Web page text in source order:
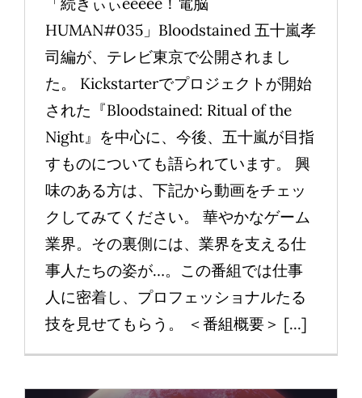
HUMAN#035」Bloodstained 五十嵐孝
司編が、テレビ東京で公開されまし
た。 Kickstarterでプロジェクトが開始
された『Bloodstained: Ritual of the
Night』を中心に、今後、五十嵐が目指
すものについても語られています。 興
味のある方は、下記から動画をチェッ
クしてみてください。 華やかなゲーム
業界。その裏側には、業界を支える仕
事人たちの姿が…。この番組では仕事
人に密着し、プロフェッショナルたる
技を見せてもらう。 ＜番組概要＞ [...]